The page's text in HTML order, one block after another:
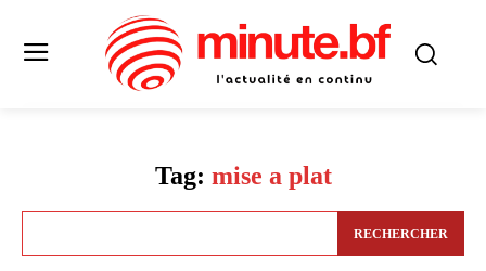
Tag: mise a plat
RECHERCHER